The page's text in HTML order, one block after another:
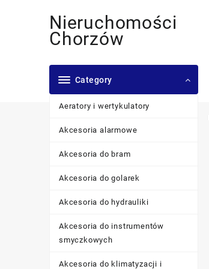
Nieruchomości
Chorzów
Category
Aeratory i wertykulatory
Akcesoria alarmowe
Akcesoria do bram
Akcesoria do golarek
Akcesoria do hydrauliki
Akcesoria do instrumentów
smyczkowych
Akcesoria do klimatyzacji i